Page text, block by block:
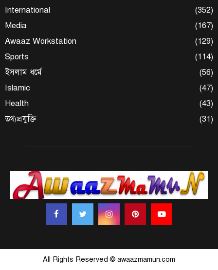
International
(352)
Media
(167)
Awaaz Workstation
(129)
Sports
(114)
ইসলাম ধর্মে
(56)
Islamic
(47)
Health
(43)
তথ্যপ্রযুক্তি
(31)
All Rights Reserved © awaazmamun.com